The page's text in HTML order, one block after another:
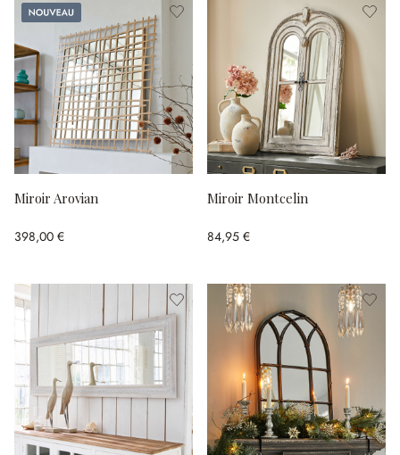
Nouveau
Miroir Arovian
398,00 €
Miroir Montcelin
84,95 €